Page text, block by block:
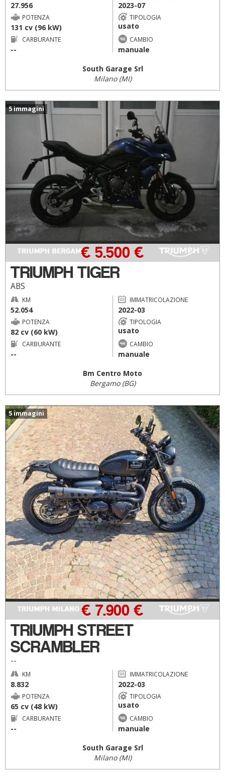
27.956 2023-07
POTENZA
131 cv (96 kW)
TIPOLOGIA
usato
CARBURANTE
--
CAMBIO
manuale
South Garage Srl
Milano (MI)
5 immagini
TRIUMPH TIGER
ABS
€ 5.500 €
KM
52.054
IMMATRICOLAZIONE
2022-03
POTENZA
82 cv (60 kW)
TIPOLOGIA
usato
CARBURANTE
--
CAMBIO
manuale
Bm Centro Moto
Bergamo (BG)
5 immagini
TRIUMPH STREET
SCRAMBLER
--
€ 7.900 €
KM
8.832
IMMATRICOLAZIONE
2022-03
POTENZA
65 cv (48 kW)
TIPOLOGIA
usato
CARBURANTE
--
CAMBIO
manuale
South Garage Srl
Milano (MI)